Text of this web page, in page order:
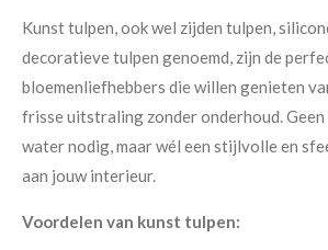
Kunst tulpen, ook wel zijden tulpen,
decoratieve tulpen genoemd, zijn de
bloemenliefhebbers die willen genieten
frisse uitstraling zonder onderhoud.
water nodig, maar wél een stijlvolle en
aan jouw interieur.
Voordelen van kunst tulpen: